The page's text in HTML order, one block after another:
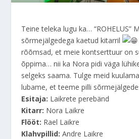
Teine teleka lugu ka… “ROHELUS”
sõrmejälgedega kaetud kitarril
rõõmsad, et meie kontserttuur on
õppima… nii ka Nora pidi väga
selgeks saama. Tulge meid
lubame, et teeme pilli
Esitaja: Laikrete perebänd
Kitarr: Nora Laikre
Flööt: Rael Laikre
Klahvpillid: Andre Laikre